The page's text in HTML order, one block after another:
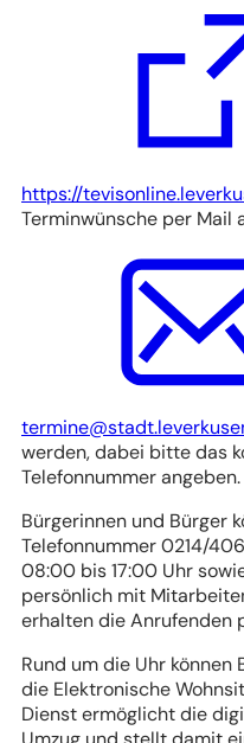
https://
(Öffnet
Terminwünsche per Mail
termine
werden, dabei bitte das
Telefonnummer angeben.
Bürgerinnen und Bürger
Telefonnummer 0214/
08:00 bis 17:00 Uhr
persönlich mit
erhalten die Anrufenden
Rund um die Uhr
die Elektronische
Dienst ermöglicht die